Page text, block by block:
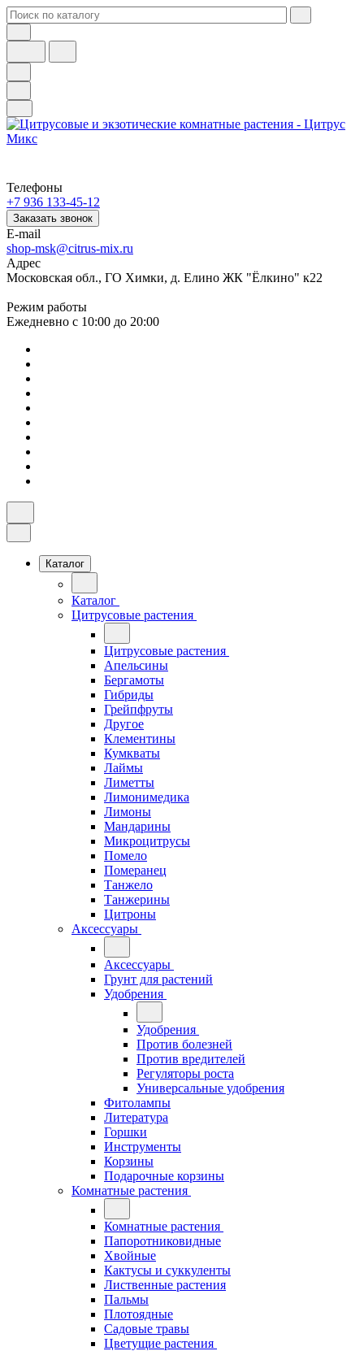
Телефоны
+7 936 133-45-12
Заказать звонок
E-mail
shop-msk@citrus-mix.ru
Адрес
Московская обл., ГО Химки, д. Елино ЖК "Ёлкино" к22
Режим работы
Ежедневно с 10:00 до 20:00
Каталог
Каталог
Цитрусовые растения
Цитрусовые растения
Апельсины
Бергамоты
Гибриды
Грейпфруты
Другое
Клементины
Кумкваты
Лаймы
Лиметты
Лимонимедика
Лимоны
Мандарины
Микроцитрусы
Помело
Померанец
Танжело
Танжерины
Цитроны
Аксессуары
Аксессуары
Грунт для растений
Удобрения
Удобрения
Против болезней
Против вредителей
Регуляторы роста
Универсальные удобрения
Фитолампы
Литература
Горшки
Инструменты
Корзины
Подарочные корзины
Комнатные растения
Комнатные растения
Папоротниковидные
Хвойные
Кактусы и суккуленты
Лиственные растения
Пальмы
Плотоядные
Садовые травы
Цветущие растения